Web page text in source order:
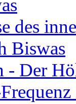
des
Biswas
- Der